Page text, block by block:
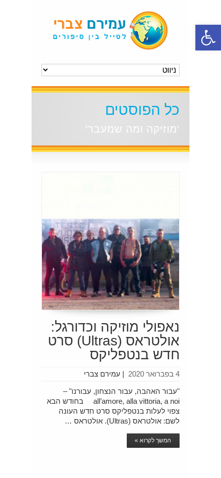
פתח סרגל נגישות
כל הפוסטים
'מוזיקה ומה שמעבר'
נאפולי מוזיקה וכדורגל:
אולטראס (Ultras) סרט
חדש בנטפליקס
עמירם צברי | 4 בפברואר 2020
"עבור האהבה, עבור הנצחון, עבורנו" –
all’amore, alla vittoria, a noi בחודש הבא
צפוי לעלות בנטפליקס סרט חדש העונה
לשם: אולטראס (Ultras). אולטראס …
המשך לקרוא »